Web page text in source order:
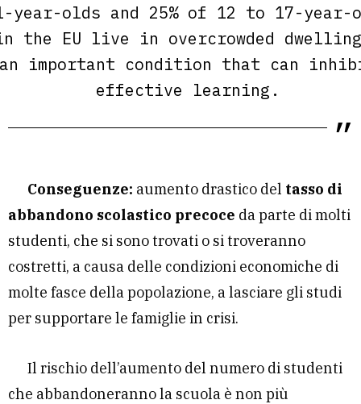
year-olds and 25% of 12 to 17-year-
the EU live in overcrowded
an important condition that can
effective learning.
Conseguenze: aumento drastico del tasso di
abbandono scolastico precoce da parte di molti
studenti, che si sono trovati o si troveranno
costretti, a causa delle condizioni economiche di
molte fasce della popolazione, a lasciare gli studi
per supportare le famiglie in crisi.
Il rischio dell’aumento del numero di studenti
che abbandoneranno la scuola è non più